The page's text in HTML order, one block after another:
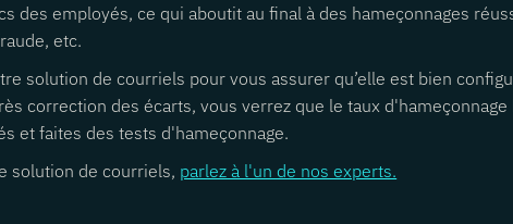
des employés, ce qui aboutit au final à des hameçonnages
etc.
solution de courriels pour vous assurer qu’elle est bien
correction des écarts, vous verrez que le taux
et faites des tests d'hameçonnage.
solution de courriels, parlez à l'un de nos experts.